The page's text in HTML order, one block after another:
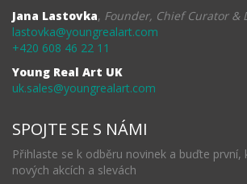
Jana Lastovka, Founder, Chief Curator &
lastovka@youngrealart.com
+420 608 46 22 11
Young Real Art UK
uk.sales@youngrealart.com
SPOJTE SE S NÁMI
Přihlaste se k odběru novinek a buďte první,
nových akcích a slevách